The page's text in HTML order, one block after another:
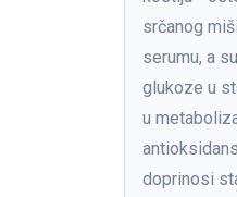
srčanog
serumu, a
glukoze u
u
doprinosi